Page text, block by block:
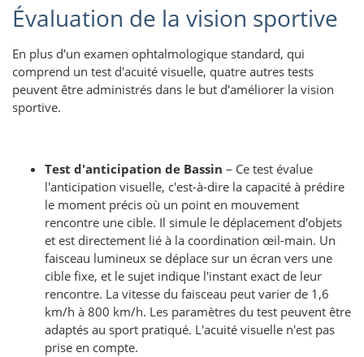
Évaluation de la vision sportive
En plus d'un examen ophtalmologique standard, qui
comprend un test d'acuité visuelle, quatre autres tests
peuvent être administrés dans le but d'améliorer la vision
sportive.
Test d'anticipation de Bassin – Ce test évalue
l'anticipation visuelle, c'est-à-dire la capacité à prédire
le moment précis où un point en mouvement
rencontre une cible. Il simule le déplacement d'objets
et est directement lié à la coordination œil-main. Un
faisceau lumineux se déplace sur un écran vers une
cible fixe, et le sujet indique l'instant exact de leur
rencontre. La vitesse du faisceau peut varier de 1,6
km/h à 800 km/h. Les paramètres du test peuvent être
adaptés au sport pratiqué. L'acuité visuelle n'est pas
prise en compte.